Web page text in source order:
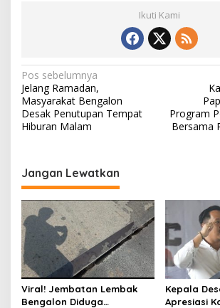
Ikuti Kami
N
a
v
i
a
s
i
p
o
s
Pos sebelumnya
Jelang Ramadan,
Masyarakat Bengalon
Desak Penutupan Tempat
Hiburan Malam
Program
Bersama
Jangan Lewatkan
Viral! Jembatan Lembak
Bengalon Diduga
Kepala
Apresiasi